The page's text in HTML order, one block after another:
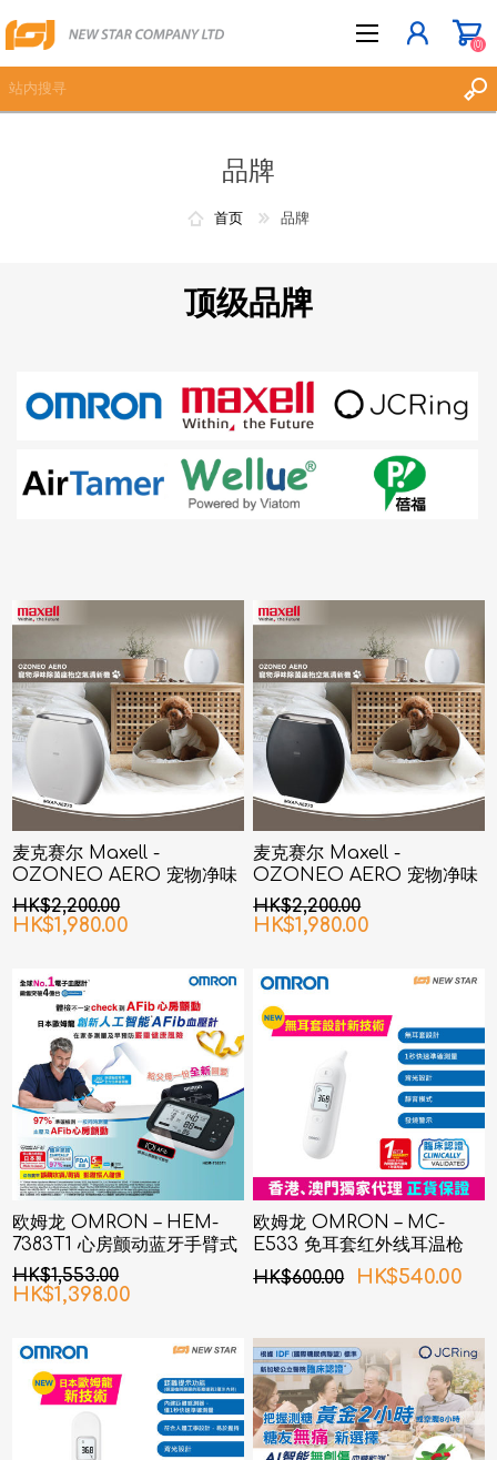
(0)
品牌
首页 品牌
顶级品牌
麦克赛尔 Maxell -
OZONEO AERO 宠物净味
除菌座台空气清新机 MXAP-
AE270 白色
HK$2,200.00
HK$1,980.00
麦克赛尔 Maxell -
OZONEO AERO 宠物净味
除菌座台空气清新机 MXAP-
AE270 黑色
HK$2,200.00
HK$1,980.00
欧姆龙 OMRON – HEM-
7383T1 心房颤动蓝牙手臂式
血压计
HK$1,553.00
HK$1,398.00
欧姆龙 OMRON – MC-
E533 免耳套红外线耳温枪
HK$600.00
HK$540.00